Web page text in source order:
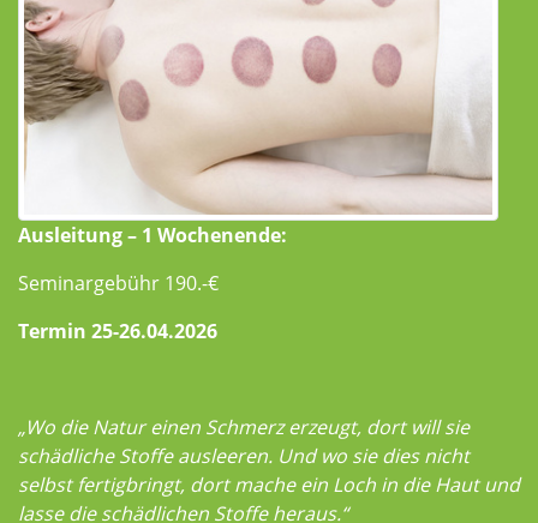
Ausleitung – 1 Wochenende:
Seminargebühr 190.-€
Termin 25-26.04.2026
„Wo die Natur einen Schmerz erzeugt, dort will sie
schädliche Stoffe ausleeren. Und wo sie dies nicht
selbst fertigbringt, dort mache ein Loch in die Haut und
lasse die schädlichen Stoffe heraus.“